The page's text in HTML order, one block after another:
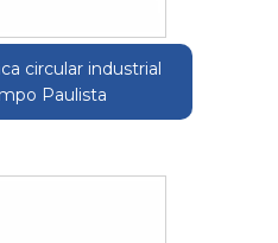
circular industrial
Paulista